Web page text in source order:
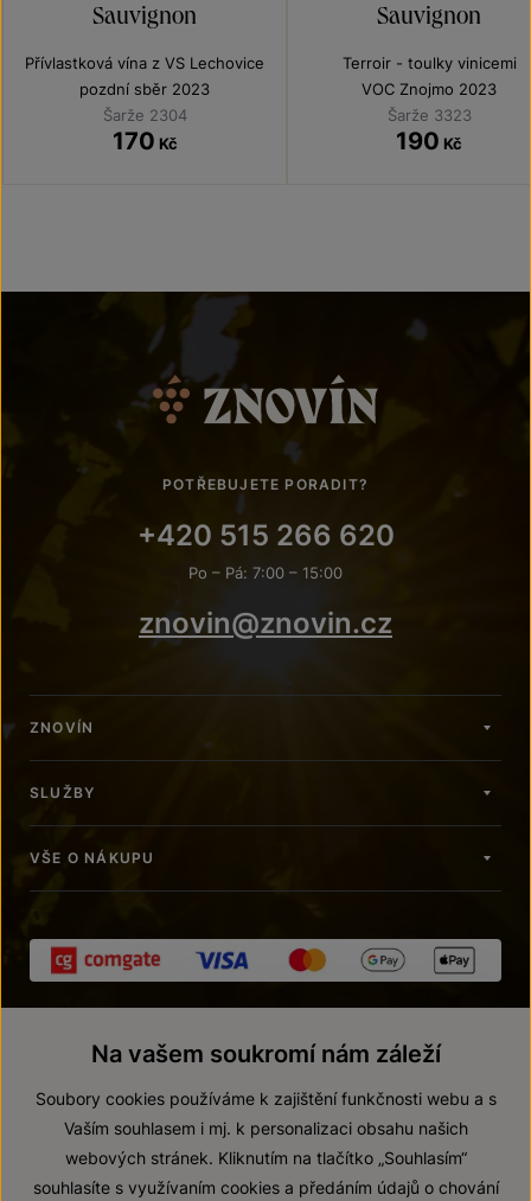
Sauvignon
Přívlastková vína z VS Lechovice
pozdní sběr 2023
Šarže 2304
170 Kč
Sauvignon
Terroir - toulky vinicemi
VOC Znojmo 2023
Šarže 3323
190 Kč
POTŘEBUJETE PORADIT?
+420 515 266 620
Po – Pá: 7:00 – 15:00
znovin@znovin.cz
ZNOVÍN
SLUŽBY
VŠE O NÁKUPU
© 2026 ZNOVÍN ZNOJMO, a. s.
Na vašem soukromí nám záleží
Soubory cookies používáme k zajištění funkčnosti webu a s
Vaším souhlasem i mj. k personalizaci obsahu našich
webových stránek. Kliknutím na tlačítko „Souhlasím“
souhlasíte s využívaním cookies a předáním údajů o chování